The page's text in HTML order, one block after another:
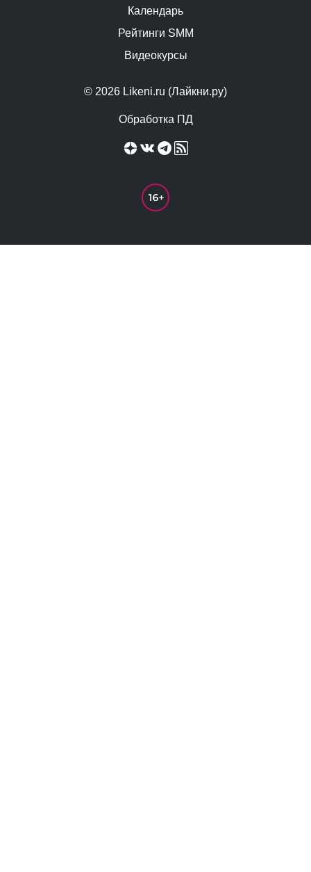
© 2026 Likeni.ru (Лайкни.ру)
Обработка ПД
Календарь
Рейтинги SMM
Видеокурсы